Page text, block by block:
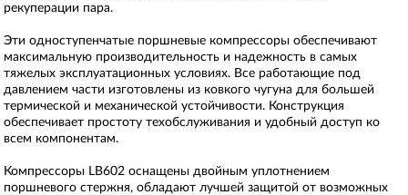
рекуперации пара.
Эти одноступенчатые поршневые компрессоры обеспечивают
максимальную производительность и надежность в самых
тяжелых эксплуатационных условиях. Все работающие под
давлением части изготовлены из ковкого чугуна для большей
термической и механической устойчивости. Конструкция
обеспечивает простоту техобслуживания и удобный доступ ко
всем компонентам.
Компрессоры LB602 оснащены двойным уплотнением
поршневого стержня, обладают лучшей защитой от возможных